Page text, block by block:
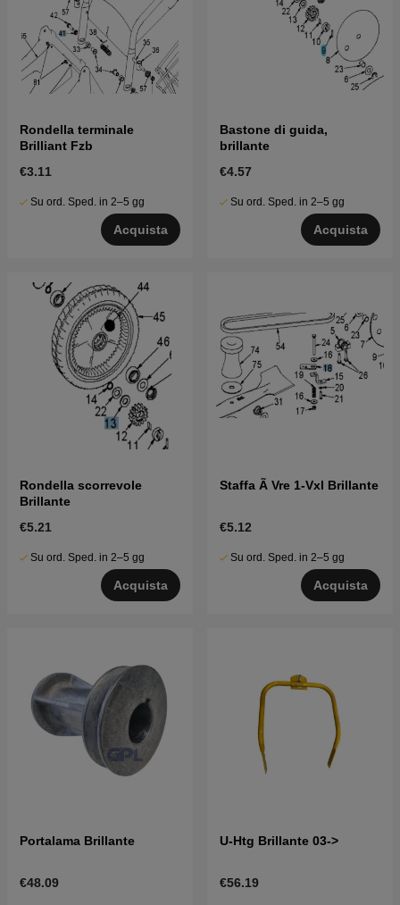
Rondella terminale
Brilliant Fzb
€3.11
Su ord. Sped. in 2–5 gg
Acquista
Bastone di guida,
brillante
€4.57
Su ord. Sped. in 2–5 gg
Acquista
Rondella scorrevole
Brillante
€5.21
Su ord. Sped. in 2–5 gg
Acquista
Staffa Ã Vre 1-Vxl Brillante
€5.12
Su ord. Sped. in 2–5 gg
Acquista
Portalama Brillante
€48.09
U-Htg Brillante 03->
€56.19